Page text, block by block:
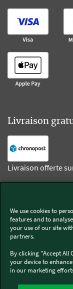
Livraison
Livraison offerte
Kobold
Thermomix®
We use cookies to
features and to
your use of our site
partners.
By clicking "Accept All
your device to
in our marketing